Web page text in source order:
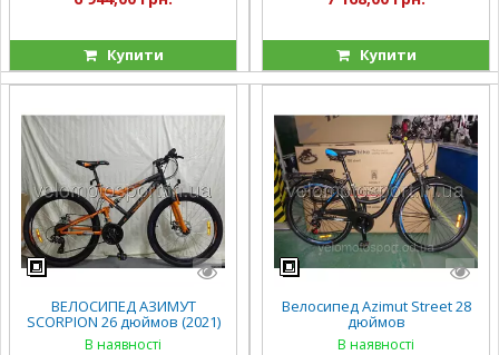
Купити Купити
ВЕЛОСИПЕД АЗИМУТ
SCORPION 26 дюймов (2021)
В наявності
Велосипед Azimut Street 28
дюймов
В наявності